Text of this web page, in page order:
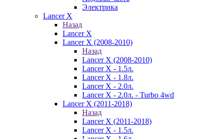
Электрика
Lancer X
Назад
Lancer X
Lancer X (2008-2010)
Назад
Lancer X (2008-2010)
Lancer X - 1.5л.
Lancer X - 1.8л.
Lancer X - 2.0л.
Lancer X - 2.0л. - Turbo 4wd
Lancer X (2011-2018)
Назад
Lancer X (2011-2018)
Lancer X - 1.5л.